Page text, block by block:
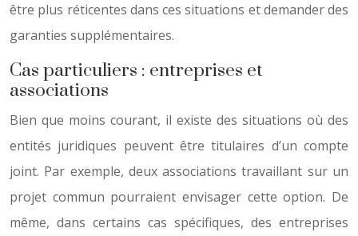
être plus réticentes dans ces situations et demander des
garanties supplémentaires.
Cas particuliers : entreprises et
associations
Bien que moins courant, il existe des situations où des
entités juridiques peuvent être titulaires d’un compte
joint. Par exemple, deux associations travaillant sur un
projet commun pourraient envisager cette option. De
même, dans certains cas spécifiques, des entreprises